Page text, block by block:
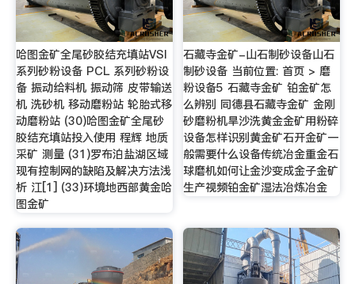
哈图金矿全尾砂胶结充填站VSI
系列砂粉设备 PCL 系列砂粉设
备 振动给料机 振动筛 皮带输送
机 洗砂机 移动磨粉站 轮胎式移
动磨粉站 (30)哈图金矿全尾砂
胶结充填站投入使用 程辉 地质
采矿 测量 (31)罗布泊盐湖区域
现有控制网的缺陷及解决方法浅
析 江[1] (33)环境地西部黄金哈
图金矿
石藏寺金矿-山石制砂设备山石
制砂设备 当前位置: 首页 > 磨
粉设备5 石藏寺金矿 铂金矿怎
么辨别 同德县石藏寺金矿 金刚
砂磨粉机旱沙洗黄金金矿用粉碎
设备怎样识别黄金矿石开金矿一
般需要什么设备传统冶金重金石
球磨机如何让金沙变成金子金矿
生产视频铂金矿湿法冶炼冶金